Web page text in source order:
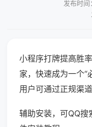
发布时
小程序打牌提高胜
家，快速成为一个“
用户可通过正规渠道
辅助安装，可QQ